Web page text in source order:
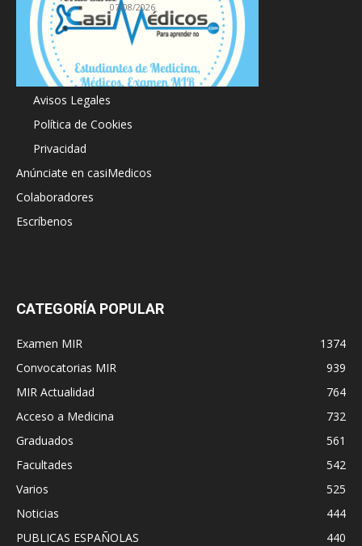
07/08/2026
Acerca de
Avisos Legales
Política de Cookies
Privacidad
Anúnciate en casiMedicos
Colaboradores
Escríbenos
CATEGORÍA POPULAR
Examen MIR
1374
Convocatorias MIR
939
MIR Actualidad
764
Acceso a Medicina
732
Graduados
561
Facultades
542
Varios
525
Noticias
444
PUBLICAS ESPAÑOLAS
440